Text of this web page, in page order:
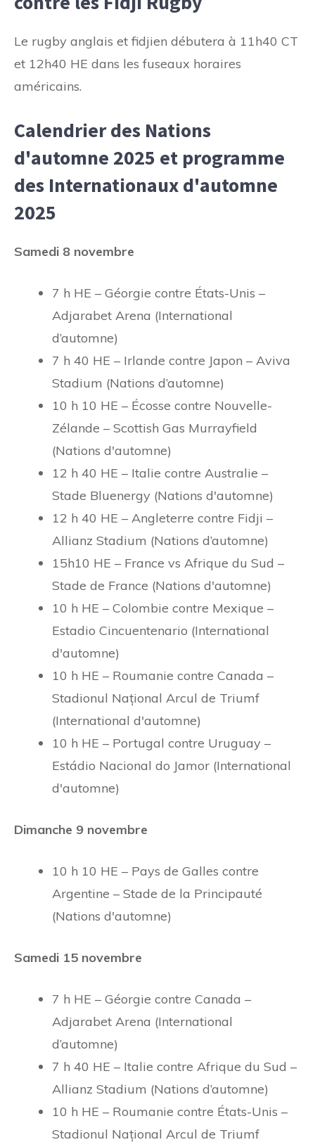
Le rugby anglais et fidjien débutera à 11h40 CT
et 12h40 HE dans les fuseaux horaires
américains.
Calendrier des Nations
d'automne 2025 et programme
des Internationaux d'automne
2025
Samedi 8 novembre
7 h HE – Géorgie contre États-Unis –
Adjarabet Arena (International
d’automne)
7 h 40 HE – Irlande contre Japon – Aviva
Stadium (Nations d’automne)
10 h 10 HE – Écosse contre Nouvelle-
Zélande – Scottish Gas Murrayfield
(Nations d'automne)
12 h 40 HE – Italie contre Australie –
Stade Bluenergy (Nations d'automne)
12 h 40 HE – Angleterre contre Fidji –
Allianz Stadium (Nations d’automne)
15h10 HE – France vs Afrique du Sud –
Stade de France (Nations d'automne)
10 h HE – Colombie contre Mexique –
Estadio Cincuentenario (International
d'automne)
10 h HE – Roumanie contre Canada –
Stadionul Național Arcul de Triumf
(International d'automne)
10 h HE – Portugal contre Uruguay –
Estádio Nacional do Jamor (International
d'automne)
Dimanche 9 novembre
10 h 10 HE – Pays de Galles contre
Argentine – Stade de la Principauté
(Nations d'automne)
Samedi 15 novembre
7 h HE – Géorgie contre Canada –
Adjarabet Arena (International
d’automne)
7 h 40 HE – Italie contre Afrique du Sud –
Allianz Stadium (Nations d’automne)
10 h HE – Roumanie contre États-Unis –
Stadionul Național Arcul de Triumf